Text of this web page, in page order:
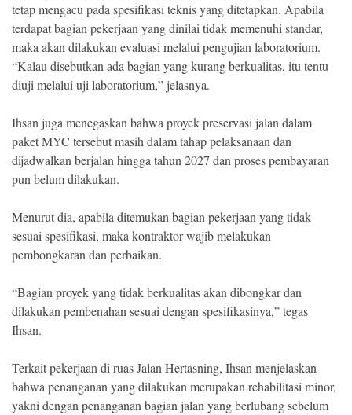
tetap mengacu pada spesifikasi teknis yang ditetapkan. Apabila
terdapat bagian pekerjaan yang dinilai tidak memenuhi standar,
maka akan dilakukan evaluasi melalui pengujian laboratorium.
“Kalau disebutkan ada bagian yang kurang berkualitas, itu tentu
diuji melalui uji laboratorium,” jelasnya.
Ihsan juga menegaskan bahwa proyek preservasi jalan dalam
paket MYC tersebut masih dalam tahap pelaksanaan dan
dijadwalkan berjalan hingga tahun 2027 dan proses pembayaran
pun belum dilakukan.
Menurut dia, apabila ditemukan bagian pekerjaan yang tidak
sesuai spesifikasi, maka kontraktor wajib melakukan
pembongkaran dan perbaikan.
“Bagian proyek yang tidak berkualitas akan dibongkar dan
dilakukan pembenahan sesuai dengan spesifikasinya,” tegas
Ihsan.
Terkait pekerjaan di ruas Jalan Hertasning, Ihsan menjelaskan
bahwa penanganan yang dilakukan merupakan rehabilitasi minor,
yakni dengan penanganan bagian jalan yang berlubang sebelum